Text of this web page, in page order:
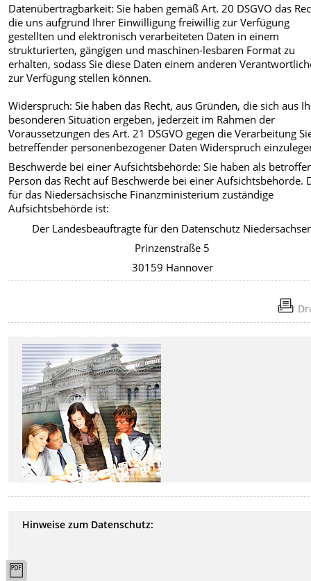
Datenübertragbarkeit: Sie haben gemäß Art. 20 DSGVO das
die uns aufgrund Ihrer Einwilligung freiwillig zur Verfügung
gestellten und elektronisch verarbeiteten Daten in einem
strukturierten, gängigen und maschinen-lesbaren Format zu
erhalten, sodass Sie diese Daten einem anderen
zur Verfügung stellen können.
Widerspruch: Sie haben das Recht, aus Gründen, die sich aus
besonderen Situation ergeben, jederzeit im Rahmen der
Voraussetzungen des Art. 21 DSGVO gegen die Verarbeitung
betreffender personenbezogener Daten Widerspruch
Beschwerde bei einer Aufsichtsbehörde: Sie haben als
Person das Recht auf Beschwerde bei einer Aufsichtsbehörde.
für das Niedersächsische Finanzministerium zuständige
Aufsichtsbehörde ist:
Der Landesbeauftragte für den Datenschutz
Prinzenstraße 5
30159 Hannover
Hinweise zum Datenschutz: